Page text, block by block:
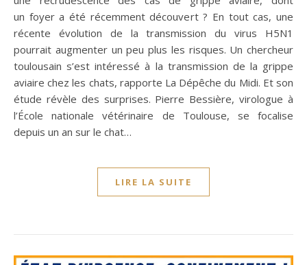
un foyer a été récemment découvert ? En tout cas, une
récente évolution de la transmission du virus H5N1
pourrait augmenter un peu plus les risques. Un chercheur
toulousain s’est intéressé à la transmission de la grippe
aviaire chez les chats, rapporte La Dépêche du Midi. Et son
étude révèle des surprises. Pierre Bessière, virologue à
l’École nationale vétérinaire de Toulouse, se focalise
depuis un an sur le chat…
LIRE LA SUITE